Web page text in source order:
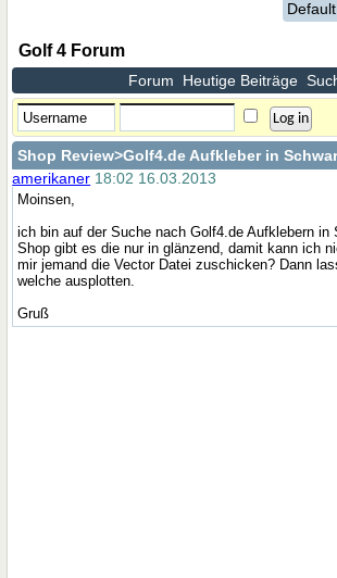
Golf 4 Forum
Forum Heutige Beiträge
Shop Review>Golf4.de Aufkleber in
amerikaner 18:02 16.03.2013
Moinsen,
ich bin auf der Suche nach Golf4.de Aufklebern in
Shop gibt es die nur in glänzend, damit kann ich
mir jemand die Vector Datei zuschicken? Dann
welche ausplotten.
Gruß